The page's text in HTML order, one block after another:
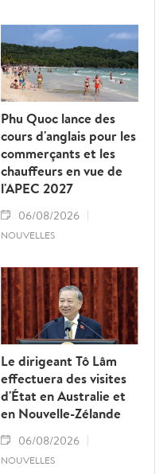
Phu Quoc lance des
cours d'anglais pour les
commerçants et les
chauffeurs en vue de
l'APEC 2027
06/08/2026
NOUVELLES
Le dirigeant Tô Lâm
effectuera des visites
d'État en Australie et
en Nouvelle-Zélande
06/08/2026
NOUVELLES